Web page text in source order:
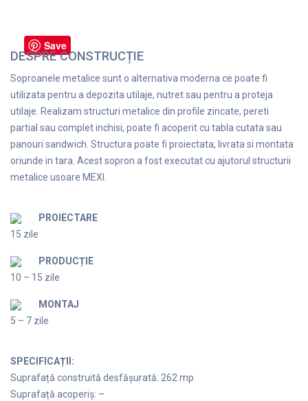
Save
DESPRE CONSTRUCȚIE
Soproanele metalice sunt o alternativa moderna ce poate fi
utilizata pentru a depozita utilaje, nutret sau pentru a proteja
utilaje. Realizam structuri metalice din profile zincate, pereti
partial sau complet inchisi, poate fi acoperit cu tabla cutata sau
panouri sandwich. Structura poate fi proiectata, livrata si montata
oriunde in tara. Acest sopron a fost executat cu ajutorul structurii
metalice usoare MEXI.
PROIECTARE
15 zile
PRODUCȚIE
10 – 15 zile
MONTAJ
5 – 7 zile
SPECIFICAȚII:
Suprafață construită desfășurată: 262 mp
Suprafață acoperiș: –